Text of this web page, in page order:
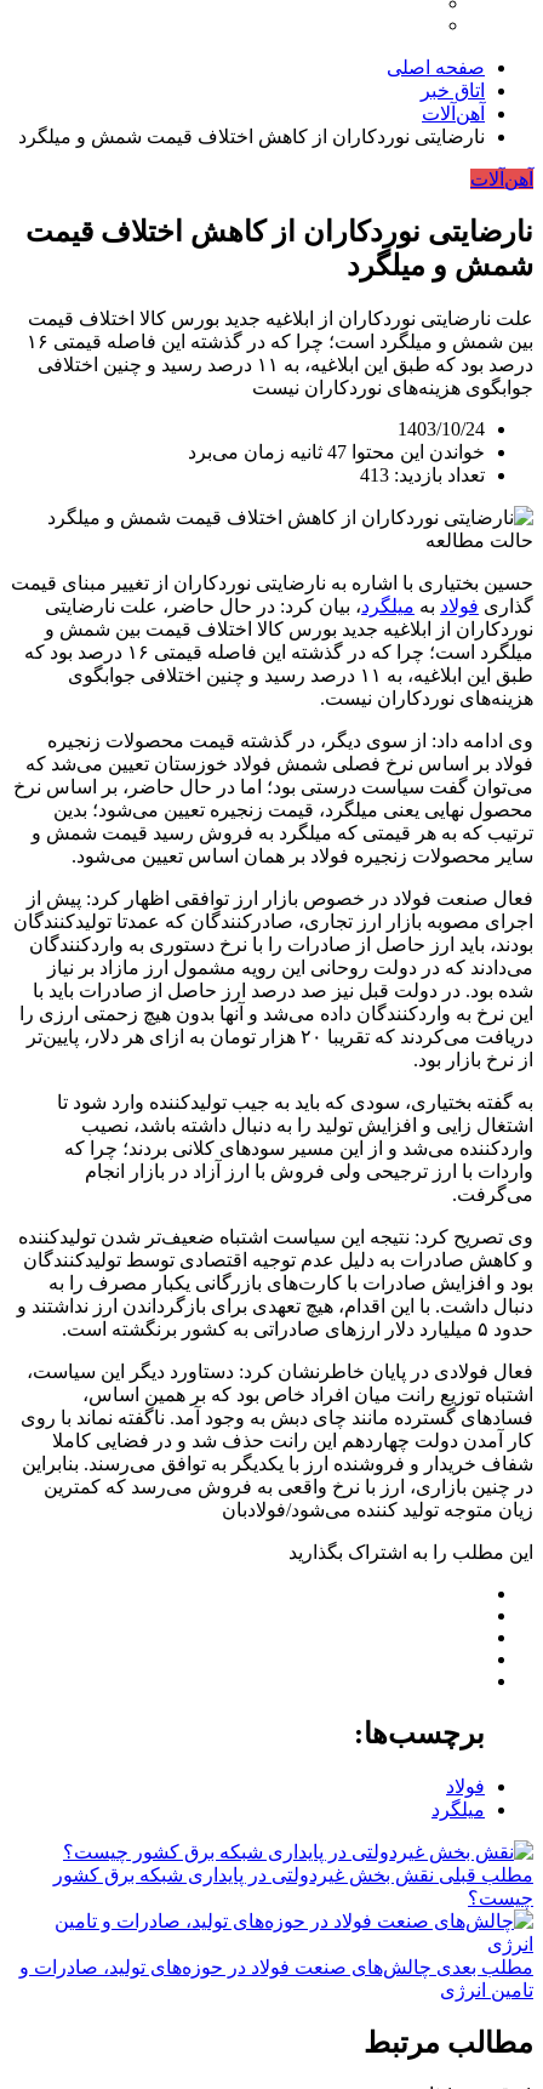
صفحه اصلی
اتاق خبر
آهن‌آلات
نارضایتی نوردکاران از کاهش اختلاف قیمت شمش و میلگرد
آهن‌آلات
نارضایتی نوردکاران از کاهش اختلاف قیمت
شمش و میلگرد
علت نارضایتی نوردکاران از ابلاغیه جدید بورس کالا اختلاف قیمت
بین شمش و میلگرد است؛ چرا که در گذشته این فاصله قیمتی ۱۶
درصد بود که طبق این ابلاغیه، به ۱۱ درصد رسید و چنین اختلافی
جوابگوی هزینه‌های نوردکاران نیست
1403/10/24
خواندن این محتوا 47 ثانیه زمان می‌برد
تعداد بازدید: 413
حالت مطالعه
حسین بختیاری با اشاره به نارضایتی نوردکاران از تغییر مبنای قیمت
گذاری فولاد به میلگرد، بیان کرد: در حال حاضر، علت نارضایتی
نوردکاران از ابلاغیه جدید بورس کالا اختلاف قیمت بین شمش و
میلگرد است؛ چرا که در گذشته این فاصله قیمتی ۱۶ درصد بود که
طبق این ابلاغیه، به ۱۱ درصد رسید و چنین اختلافی جوابگوی
هزینه‌های نوردکاران نیست.
وی ادامه داد: از سوی دیگر، در گذشته قیمت محصولات زنجیره
فولاد بر اساس نرخ فصلی شمش فولاد خوزستان تعیین می‌شد که
می‌توان گفت سیاست درستی بود؛ اما در حال حاضر، بر اساس نرخ
محصول نهایی یعنی میلگرد، قیمت زنجیره تعیین می‌شود؛ بدین
ترتیب که به هر قیمتی که میلگرد به فروش رسید قیمت شمش و
سایر محصولات زنجیره فولاد بر همان اساس تعیین می‌شود.
فعال صنعت فولاد در خصوص بازار ارز توافقی اظهار کرد: پیش از
اجرای مصوبه بازار ارز تجاری، صادرکنندگان که عمدتا تولیدکنندگان
بودند، باید ارز حاصل از صادرات را با نرخ دستوری به واردکنندگان
می‌دادند که در دولت روحانی این رویه مشمول ارز مازاد بر نیاز
شده بود. در دولت قبل نیز صد درصد ارز حاصل از صادرات باید با
این نرخ به واردکنندگان داده می‌شد و آنها بدون هیچ زحمتی ارزی را
دریافت می‌کردند که تقریبا ۲۰ هزار تومان به ازای هر
دلار، پایین‌تر
از نرخ بازار بود.
به گفته بختیاری، سودی که باید به جیب تولیدکننده وارد شود تا
اشتغال زایی و افزایش تولید را به دنبال داشته باشد، نصیب
واردکننده می‌شد و از این مسیر سودهای کلانی بردند؛ چرا که
واردات با ارز ترجیحی ولی فروش با ارز آزاد در بازار انجام
می‌گرفت.
وی تصریح کرد: نتیجه این سیاست اشتباه ضعیف‌تر شدن تولیدکننده
و کاهش صادرات به دلیل عدم توجیه اقتصادی توسط تولیدکنندگان
بود و افزایش صادرات با کارت‌های بازرگانی یکبار مصرف را به
دنبال داشت. با این اقدام، هیچ تعهدی برای بازگرداندن ارز نداشتند و
حدود ۵ میلیارد دلار ارزهای صادراتی به کشور برنگشته است.
فعال فولادی در پایان خاطرنشان کرد: دستاورد دیگر این سیاست،
اشتباه توزیع رانت میان افراد خاص بود که بر همین اساس،
فسادهای گسترده مانند چای دبش به وجود آمد. ناگفته نماند با روی
کار آمدن دولت چهاردهم این رانت حذف شد و در فضایی کاملا
شفاف خریدار و فروشنده ارز با یکدیگر به توافق می‌رسند. بنابراین
در چنین بازاری، ارز با نرخ واقعی به فروش می‌رسد که کمترین
زیان متوجه تولید کننده می‌شود/فولادبان
این مطلب را به اشتراک بگذارید
برچسب‌ها:
فولاد
میلگرد
مطلب قبلی نقش‌ بخش غیردولتی در پایداری شبکه برق کشور
چیست؟
مطلب بعدی چالش‌‌‌های صنعت فولاد در حوزه‌‌‌های تولید، صادرات و
تامین انرژی
مطالب مرتبط